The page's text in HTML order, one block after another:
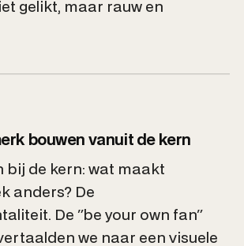
gelikt, maar rauw en
bouwen vanuit de kern
bij de kern: wat maakt
anders? De
De "be your own fan"
we naar een visuele